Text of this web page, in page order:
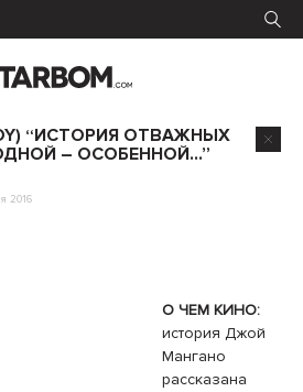
“ИСТОРИЯ ОТВАЖНЫХ
– ОСОБЕННОЙ…”
2016
О ЧЕМ КИНО:
история Джой
Мангано
рассказана